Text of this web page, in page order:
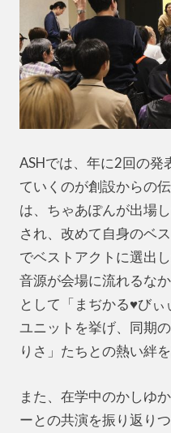
ASHでは、年に2回の発
ていくのが創設からの
は、ちゃあぽんが出場
され、改めて自身のベ
でベストアクトに選出
音源が会場に流れるな
として「まぢかる♥びぃ
ユニットを挙げ、同期
りさ」たちとの熱い絆
また、在学中のかしゆ
ーとの共演を振り返り